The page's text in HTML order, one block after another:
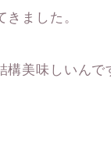
ました。
構美味しいんで